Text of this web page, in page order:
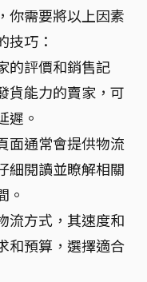
你需要將以上因素
技巧：
的評價和銷售記
貨能力的賣家，可
遲。
面通常會提供物流
細閱讀並瞭解相關
。
流方式，其速度和
和預算，選擇適合